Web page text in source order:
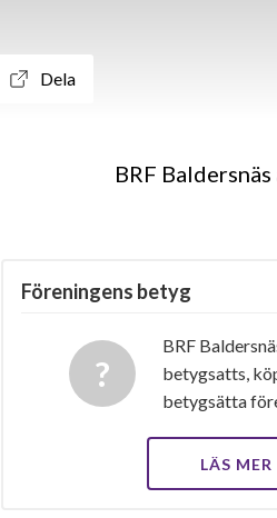
Dela
BRF
Föreningens betyg
BRF
betygsatts,
betygsätta
LÄS MER